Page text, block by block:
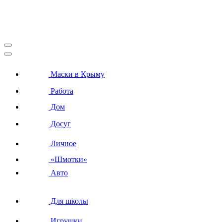
Маски в Крыму
Работа
Дом
Досуг
Личное
«Шмотки»
Авто
Для школы